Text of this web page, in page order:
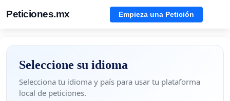
Peticiones.mx Empieza una Petición
Seleccione su idioma
Selecciona tu idioma y país para usar tu plataforma
local de peticiones.